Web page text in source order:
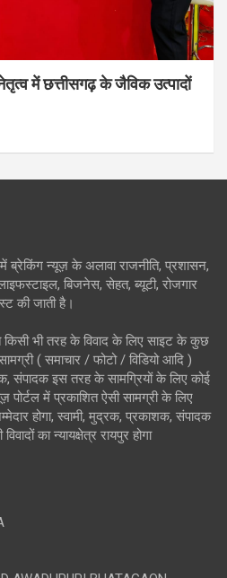
में छत्तीसगढ़ के जैविक उत्पादों
ब्रेकिंग न्यूज़ के अलावा राजनीति, प्रशासन,
बिजनेस, सेहत, ब्यूटी, रोजगार
की जाती है।
भी तरह के विवाद के लिए साइट के कुछ
( समाचार / फोटो / विडियो आदि )
संपादक इस तरह के सामग्रियों के लिए कोई
पोर्टल में प्रकाशित ऐसी सामग्री के लिए
होगा, स्वामी, मुद्रक, प्रकाशक, संपादक
का न्यायक्षेत्र रायपुर होगा